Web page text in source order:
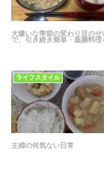
大嫌いな季節の変わり目の
で、引き続き簡単・薬膳料理
ライフスタイル
主婦の何気ない日常